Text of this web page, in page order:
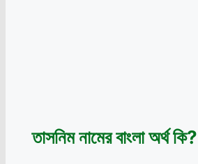
তাসনিম নামের বাংলা অর্থ কি?